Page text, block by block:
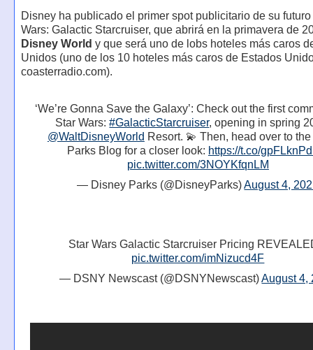
Disney ha publicado el primer spot publicitario de su
Wars: Galactic Starcruiser, que abrirá en la primavera de
Disney World y que será uno de lobs hoteles más caros
Unidos (uno de los 10 hoteles más caros de Estados
coasterradio.com).
‘We’re Gonna Save the Galaxy’: Check out the first
Star Wars:#GalacticStarcruiser, opening in spring
@WaltDisneyWorld Resort. 💫 Then, head over to
Parks Blog for a closer look: https://t.co/
pic.twitter.com/3NOYKfqnLM
— Disney Parks (@DisneyParks)August 4,
Star Wars Galactic Starcruiser Pricing
pic.twitter.com/imNizucd4F
— DSNY Newscast (@DSNYNewscast)August 4,